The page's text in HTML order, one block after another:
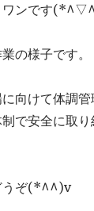
ワンです
の様子です。
向けて体調
で安全に取
うぞ(*^^)v